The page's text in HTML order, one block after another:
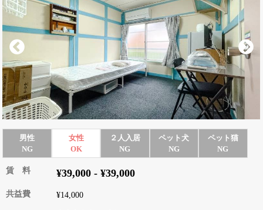
男性
NG
女性
OK
２人入居
NG
ペット犬
NG
ペット猫
NG
賃 料 ¥39,000 - ¥39,000
共益費 ¥14,000